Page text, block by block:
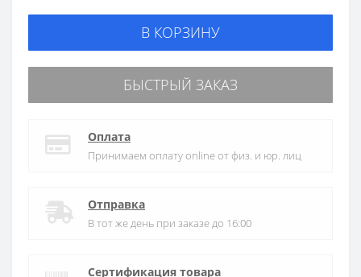
В КОРЗИНУ
БЫСТРЫЙ ЗАКАЗ
Оплата
Принимаем оплату online от физ. и юр. лиц
Отправка
В тот же день при заказе до 16:00
Сертификация товара